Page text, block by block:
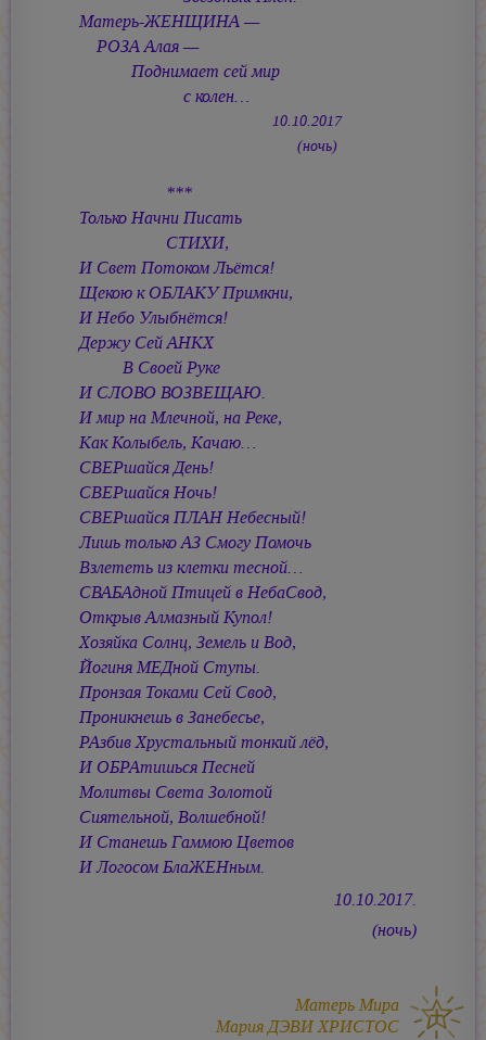
Матерь-ЖЕНЩИНА —
РОЗА Алая —
Поднимает сей мир
с колен…
10.10.2017
(ночь)
***
Только Начни Писать
СТИХИ,
И Свет Потоком Льётся!
Щекою к ОБЛАКУ Примкни,
И Небо Улыбнётся!
Держу Сей АНКХ
В Своей Руке
И СЛОВО ВОЗВЕЩАЮ.
И мир на Млечной, на Реке,
Как Колыбель, Качаю…
СВЕРшайся День!
СВЕРшайся Ночь!
СВЕРшайся ПЛАН Небесный!
Лишь только АЗ Смогу Помочь
Взлететь из клетки тесной…
СВАБАдной Птицей в НебаСвод,
Открыв Алмазный Купол!
Хозяйка Солнц, Земель и Вод,
Йогиня МЕДной Ступы.
Пронзая Токами Сей Свод,
Проникнешь в Занебесье,
РАзбив Хрустальный тонкий лёд,
И ОБРАтишься Песней
Молитвы Света Золотой
Сиятельной, Волшебной!
И Станешь Гаммою Цветов
И Логосом БлаЖЕНным.
10.10.2017.
(ночь)
Матерь Мира
Мария ДЭВИ ХРИСТОС